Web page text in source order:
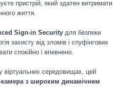
пристрій, який здатен витримати
життя.
Sign-in Security для безпеки
захисту від зломів і спуфінгових
спокійно і впевнено.
віртуальних середовищах, цей
камера з широким динамічним